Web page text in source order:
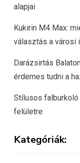
alapjai
Kukirin M4 Max:
választás a városi
Darázsirtás
érdemes tudni a
Stílusos falburkoló
felületre
Kategóriák: